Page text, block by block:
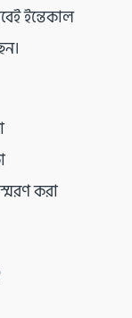
ইন্তেকাল
করা